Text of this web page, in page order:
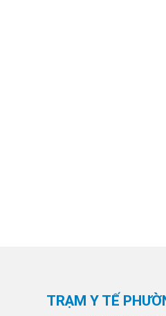
TRẠM Y TẾ